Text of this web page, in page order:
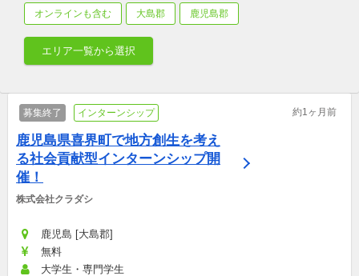
オンラインも含む 大島郡 鹿児島郡
エリア一覧から選択
募集終了 インターンシップ 約1ヶ月前
鹿児島県喜界町で地方創生を考え
る社会貢献型インターンシップ開
催！
株式会社クラダシ
鹿児島 [大島郡]
無料
大学生・専門学生